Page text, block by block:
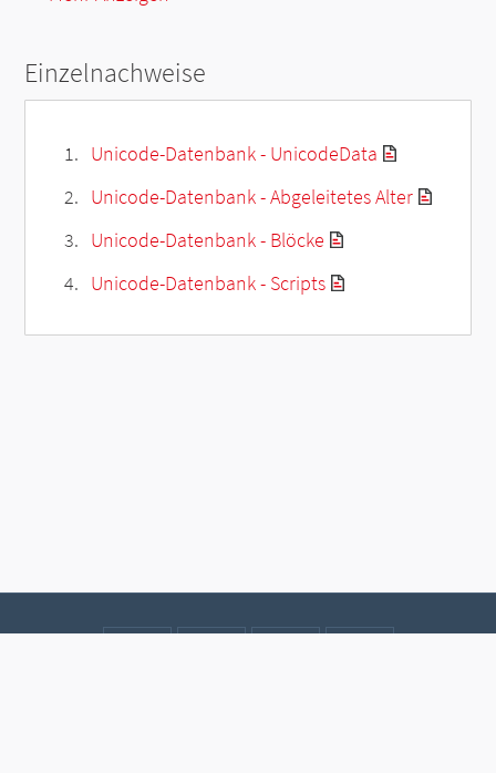
Einzelnachweise
Unicode-Datenbank - UnicodeData
Unicode-Datenbank - Abgeleitetes Alter
Unicode-Datenbank - Blöcke
Unicode-Datenbank - Scripts